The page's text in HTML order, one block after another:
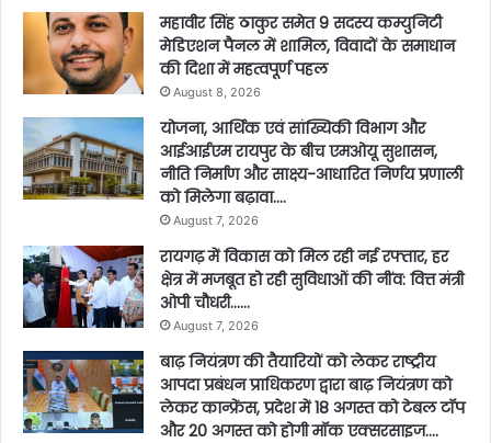
महावीर सिंह ठाकुर समेत 9 सदस्य कम्युनिटी
मेडिएशन पैनल में शामिल, विवादों के समाधान
की दिशा में महत्वपूर्ण पहल
August 8, 2026
योजना, आर्थिक एवं सांख्यिकी विभाग और
आईआईएम रायपुर के बीच एमओयू सुशासन,
नीति निर्माण और साक्ष्य-आधारित निर्णय प्रणाली
को मिलेगा बढ़ावा….
August 7, 2026
रायगढ़ में विकास को मिल रही नई रफ्तार, हर
क्षेत्र में मजबूत हो रही सुविधाओं की नींव: वित्त मंत्री
ओपी चौधरी……
August 7, 2026
बाढ़ नियंत्रण की तैयारियों को लेकर राष्ट्रीय
आपदा प्रबंधन प्राधिकरण द्वारा बाढ़ नियंत्रण को
लेकर कान्फ्रेंस, प्रदेश में 18 अगस्त को टेबल टॉप
और 20 अगस्त को होगी मॉक एक्सरसाइज….